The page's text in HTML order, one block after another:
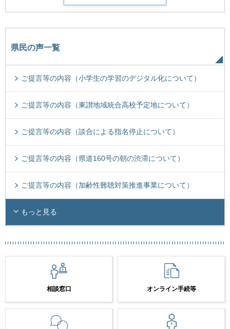
県民の声一覧
ご提言等の内容（小学生の学習のデジタル化について）
ご提言等の内容（東讃地域統合高校予定地について）
ご提言等の内容（談合による指名停止について）
ご提言等の内容（県道160号の朝の渋滞について）
ご提言等の内容（加齢性難聴対策推進事業について）
もっと見る
相談窓口 オンライン手続等